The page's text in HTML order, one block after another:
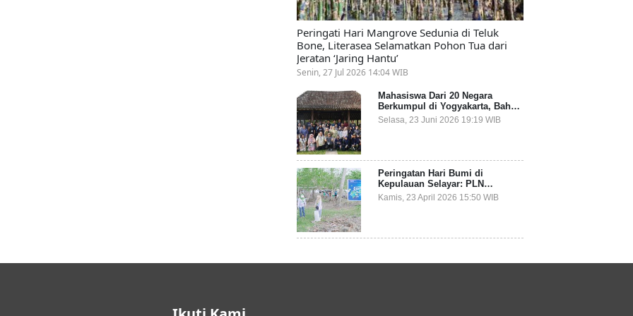
Peringati Hari Mangrove Sedunia di Teluk
Bone, Literasea Selamatkan Pohon Tua dari
Jeratan ‘Jaring Hantu’
Senin, 27 Jul 2026 14:04 WIB
Mahasiswa Dari 20 Negara
Berkumpul di Yogyakarta, Bahas
Mitigasi Ancaman Kesehatan
Global
Selasa, 23 Juni 2026 19:19 WIB
Peringatan Hari Bumi di
Kepulauan Selayar: PLN
Indonesia Power Gandeng
Pemda dan Komunitas, Giatkan
Kamis, 23 April 2026 15:50 WIB